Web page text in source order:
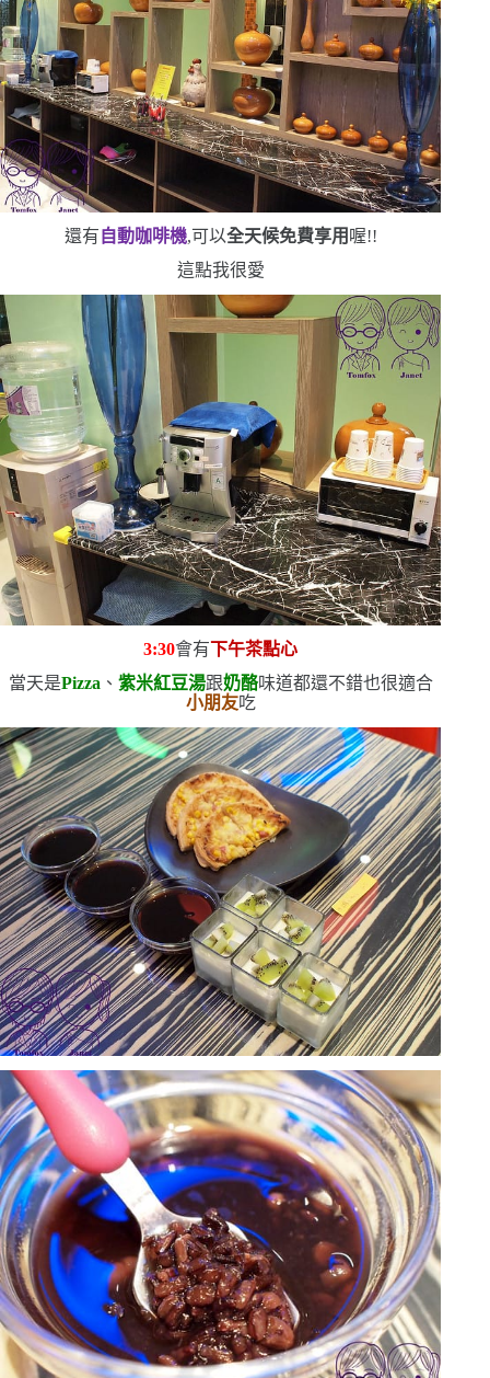
還有 自動咖啡機,可以全天候免費享用 喔!!
這點我很愛
3:30會有下午茶點心
當天是Pizza 、 紫米紅豆湯跟奶酪味道都還不錯也很適合
小朋友吃